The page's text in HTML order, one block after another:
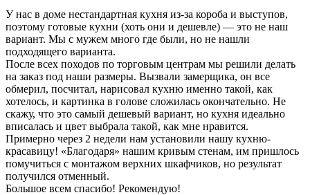
У нас в доме нестандартная кухня из-за короба и выступов,
поэтому готовые кухни (хоть они и дешевле) — это не наш
вариант. Мы с мужем много где были, но не нашли
подходящего варианта.
После всех походов по торговым центрам мы решили делать
на заказ под наши размеры. Вызвали замерщика, он все
обмерил, посчитал, нарисовал кухню именно такой, как
хотелось, и картинка в голове сложилась окончательно. Не
скажу, что это самый дешевый вариант, но кухня идеально
вписалась и цвет выбрала такой, как мне нравится.
Примерно через 2 недели нам установили нашу кухню-
красавицу! «Благодаря» нашим кривым стенам, им пришлось
помучиться с монтажом верхних шкафчиков, но результат
получился отменный.
Большое всем спасибо! Рекомендую!